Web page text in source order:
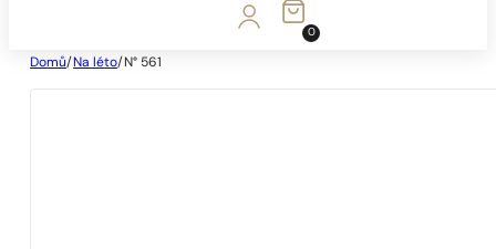
0
Domů/ Na léto/ N° 561